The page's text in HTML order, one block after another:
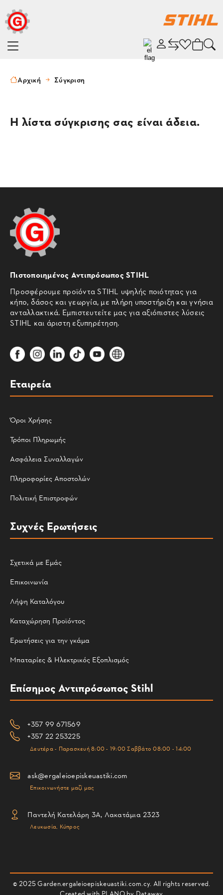
Αρχική Σύγκριση
Η λίστα σύγκρισης σας είναι άδεια.
Πιστοποιημένος Αντιπρόσωπος STIHL
Προσφέρουμε προϊόντα STIHL υψηλής ποιότητας για
κήπο, δάσος και γεωργία, με πλήρη υποστήριξη και γνήσια
ανταλλακτικά. Εμπιστευτείτε μας για αξιόπιστες λύσεις
STIHL και άριστη εξυπηρέτηση.
Εταιρεία
Όροι Χρήσης
Τρόποι Πληρωμής
Ασφάλεια Συναλλαγών
Πληροφορίες Αποστολών
Πολιτική Επιστροφών
Συχνές Ερωτήσεις
Σχετικά με Εμάς
Επικοινωνία
Λήψη Καταλόγου
Καταχώρηση Προϊόντος
Ερωτήσεις για την γκάμα
Μπαταρίες & Ηλεκτρικός Εξοπλισμός
Επίσημος Αντιπρόσωπος Stihl
+357 99 671569
+357 22 253225
Δευτέρα - Παρασκευή 8:00 - 19:00 Σαββάτο 08:00 - 14:00
ask@ergaleioepiskeuastiki.com
Επικοινωνήστε μαζί μας
Παντελή Κατελάρη 3Α, Λακατάμια 2323
Λευκωσία, Κύπρος
© 2025 Garden.ergaleioepiskeuastiki.com.cy. All rights reserved.